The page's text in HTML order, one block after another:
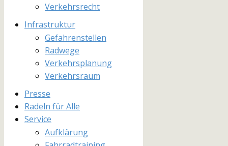
Verkehrsrecht
Infrastruktur
Gefahrenstellen
Radwege
Verkehrsplanung
Verkehrsraum
Presse
Radeln für Alle
Service
Aufklärung